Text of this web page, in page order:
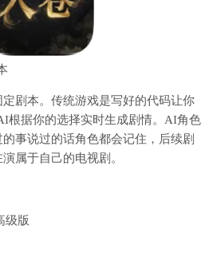
定剧本。传统游戏是写好的代码让你
根据你的选择实时生成剧情。AI角色
的事说过的话角色都会记住，后续剧
属于自己的电视剧。
级版